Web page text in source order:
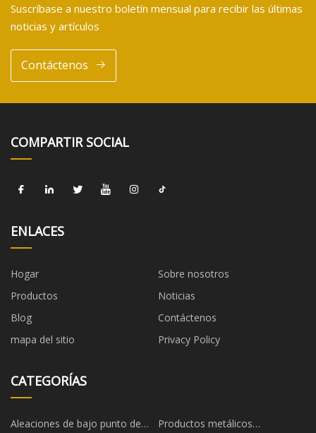
Suscríbase a nuestro boletín mensual para recibir las últimas
noticias y artículos
Contáctenos
COMPARTIR SOCIAL
ENLACES
Hogar
Sobre nosotros
Productos
Noticias
Blog
Contáctenos
mapa del sitio
Privacy Policy
CATEGORÍAS
Aleaciones de bajo punto de
Productos metálicos